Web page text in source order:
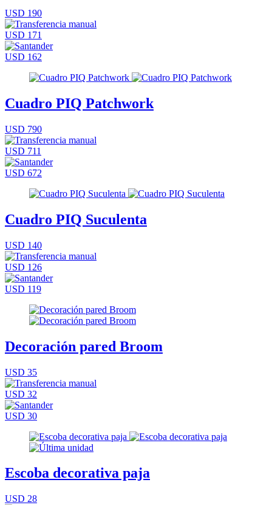
USD 190
USD 171
USD 162
Cuadro PIQ Patchwork
USD 790
USD 711
USD 672
Cuadro PIQ Suculenta
USD 140
USD 126
USD 119
Decoración pared Broom
USD 35
USD 32
USD 30
Escoba decorativa paja
USD 28